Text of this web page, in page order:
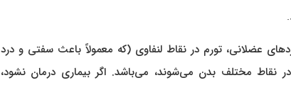
عضلانی، تورم در نقاط لنفاوی (که معمولاً باعث سفتی و درد
مختلف بدن می‌شوند، می‌باشد. اگر بیماری درمان نشود،